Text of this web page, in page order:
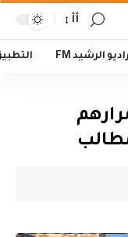
أأ
راديو الرشيد FM